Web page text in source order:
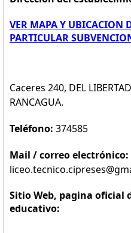
VER MAPA Y UBICACION
PARTICULAR
Caceres 240, DEL
RANCAGUA.
Teléfono: 374585
Mail / correo electrónico:
Sitio Web, pagina oficial
educativo: